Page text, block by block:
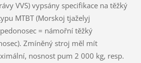
VVS) vypsány specifikace na těžký
MTBT (Morskoj tjaželyj
= námořní těžký
Zmíněný stroj měl mít
nosnost pum 2 000 kg, resp.